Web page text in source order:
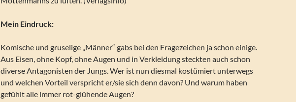
Mein Eindruck:
Komische und gruselige „Männer“ gabs bei den Fragezeichen ja schon einige.
Aus Eisen, ohne Kopf, ohne Augen und in Verkleidung steckten auch schon
diverse Antagonisten der Jungs. Wer ist nun diesmal kostümiert unterwegs
und welchen Vorteil verspricht er/sie sich denn davon? Und warum haben
gefühlt alle immer rot-glühende Augen?